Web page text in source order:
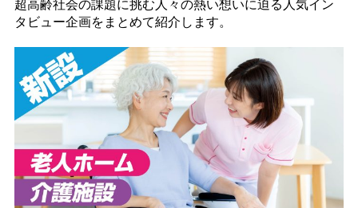
超高齢社会の課題に挑む人々の熱い想いに迫る人気イン
タビュー企画をまとめて紹介します。